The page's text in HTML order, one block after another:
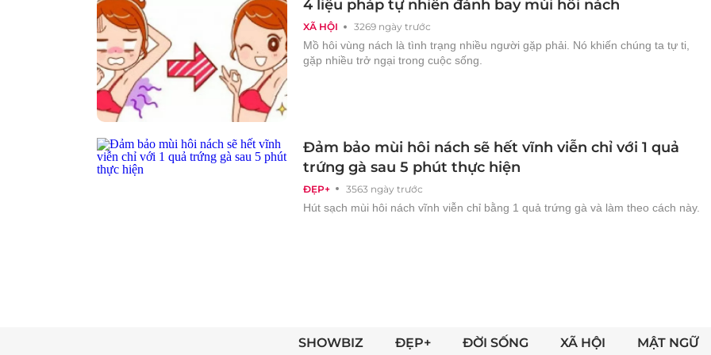
XÃ HỘI 3269 ngày trước
4 liệu pháp tự nhiên đánh bay mùi hôi nách
Mồ hôi vùng nách là tình trạng nhiều người gặp phải. Nó khiến chúng ta tự ti,
gặp nhiều trở ngại trong cuộc sống.
ĐẸP+ 3563 ngày trước
Đảm bảo mùi hôi nách sẽ hết vĩnh viễn chỉ với 1 quả
trứng gà sau 5 phút thực hiện
Hút sạch mùi hôi nách vĩnh viễn chỉ bằng 1 quả trứng gà và làm theo cách này.
SHOWBIZ ĐẸP+ ĐỜI SỐNG XÃ HỘI MẬT NGỮ